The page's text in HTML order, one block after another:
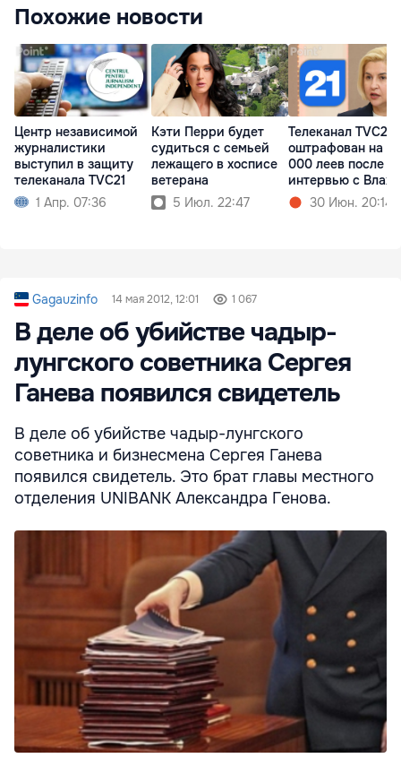
Похожие новости
Центр независимой
журналистики
выступил в защиту
телеканала TVC21
1 Апр. 07:36
Кэти Перри будет
судиться с семьей
лежащего в хосписе
ветерана
5 Июл. 22:47
Телеканал TVC21
оштрафован на 10
000 леев после
интервью с Влах
30 Июн. 20:14
Gagauzinfo 14 мая 2012, 12:01 1 067
В деле об убийстве чадыр-
лунгского советника Сергея
Ганева появился свидетель
В деле об убийстве чадыр-лунгского
советника и бизнесмена Сергея Ганева
появился свидетель. Это брат главы местного
отделения UNIBANK Александра Генова.